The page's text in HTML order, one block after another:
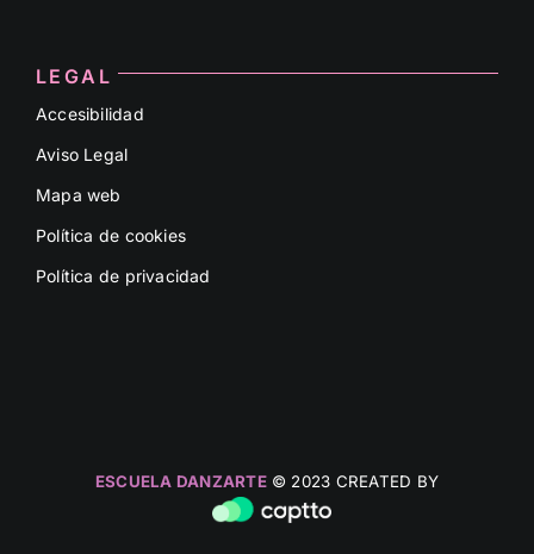
LEGAL
Accesibilidad
Aviso Legal
Mapa web
Política de cookies
Política de privacidad
ESCUELA DANZARTE© 2023 CREATED BY